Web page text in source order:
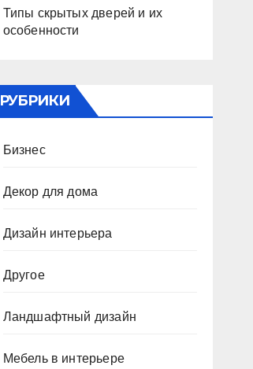
Типы скрытых дверей и их
особенности
РУБРИКИ
Бизнес
Декор для дома
Дизайн интерьера
Другое
Ландшафтный дизайн
Мебель в интерьере